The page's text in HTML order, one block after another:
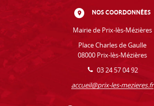
NOS COORDONNÉES
Mairie de Prix-lès-Mézières
Place Charles de Gaulle
08000 Prix-lès-Mézières
03 24 57 04 92
accueil@prix-les-mezieres.fr